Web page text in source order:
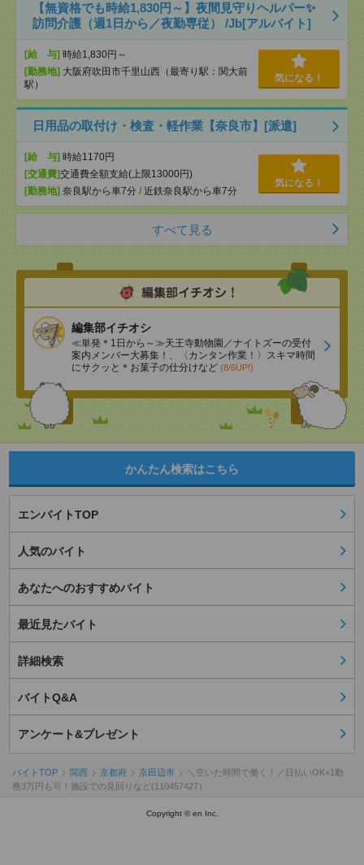
【無資格でも時給1,830円～】夜間見守りヘルパー✨
訪問介護（週1日から／夜勤専従） /Jb[アルバイト]
[給 与] 時給1,830円～
[勤務地] 大阪府吹田市千里山西（最寄り駅：関大前
駅）
気になる！
日用品の取付け・検査・軽作業【奈良市】[派遣]
[給 与] 時給1170円
[交通費]交通費全額支給(上限13000円)
[勤務地] 奈良駅から車7分 / 近鉄奈良駅から車7分
気になる！
すべて見る
編集部イチオシ
≪単発＊1日から～≫天王寺動物園／ナイトズーの受付
案内メンバー大募集！、〈カンタン作業！〉スキマ時間
にサクッと＊お菓子の仕分けなど (8/6UP!)
かんたん検索はこちら
エンバイトTOP
人気のバイト
あなたへのおすすめバイト
最近見たバイト
詳細検索
バイトQ&A
アンケート&プレゼント
バイトTOP 関西 京都府 京田辺市
＼空いた時間で働く！／日払いOK×1勤
務3万円も可！施設での見回りなど(110457427）
Copyright © en Inc.